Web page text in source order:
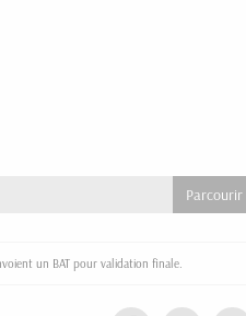
un BAT pour validation finale.